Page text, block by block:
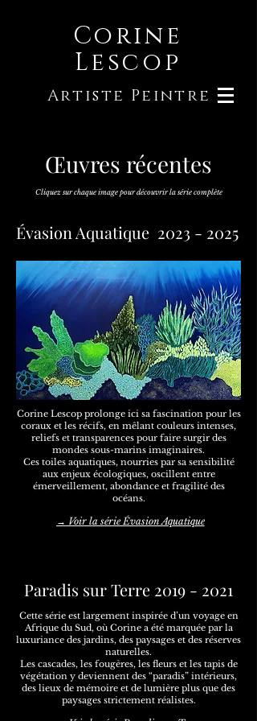
Corine
Lescop
Artiste Peintre
Œuvres récentes
Cliquez sur chaque image pour découvrir la série complète
Évasion Aquatique 2023 - 2025
Corine Lescop prolonge ici sa fascination pour les
coraux et les récifs, en mêlant couleurs intenses,
reliefs et transparences pour faire surgir des
mondes sous-marins imaginaires.
Ces toiles aquatiques, nourries par sa sensibilité
aux enjeux écologiques, oscillent entre
émerveillement, abondance et fragilité des
océans.
→ Voir la série Évasion Aquatique
Paradis sur Terre 2019 - 2021
Cette série est largement inspirée d’un voyage en
Afrique du Sud, où Corine a été marquée par la
luxuriance des jardins, des paysages et des réserves
naturelles.
Les cascades, les fougères, les fleurs et les tapis de
végétation y deviennent des “paradis” intérieurs,
des lieux de mémoire et de lumière plus que des
paysages strictement réalistes.